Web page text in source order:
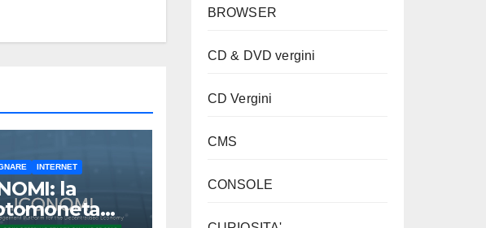
INTERNET
la
BROWSER
CD & DVD vergini
CD Vergini
CMS
CONSOLE